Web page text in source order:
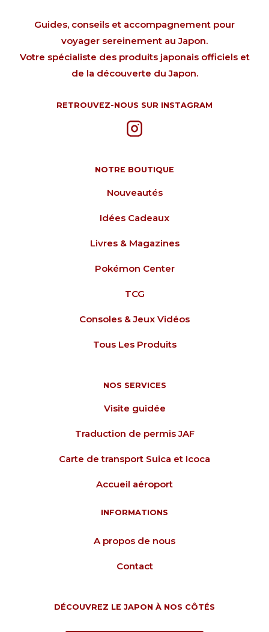
Guides, conseils et accompagnement pour
voyager sereinement au Japon.
Votre spécialiste des produits japonais officiels et
de la découverte du Japon.
RETROUVEZ-NOUS SUR INSTAGRAM
NOTRE BOUTIQUE
Nouveautés
Idées Cadeaux
Livres & Magazines
Pokémon Center
TCG
Consoles & Jeux Vidéos
Tous Les Produits
NOS SERVICES
Visite guidée
Traduction de permis JAF
Carte de transport Suica et Icoca
Accueil aéroport
INFORMATIONS
A propos de nous
Contact
DÉCOUVREZ LE JAPON À NOS CÔTÉS